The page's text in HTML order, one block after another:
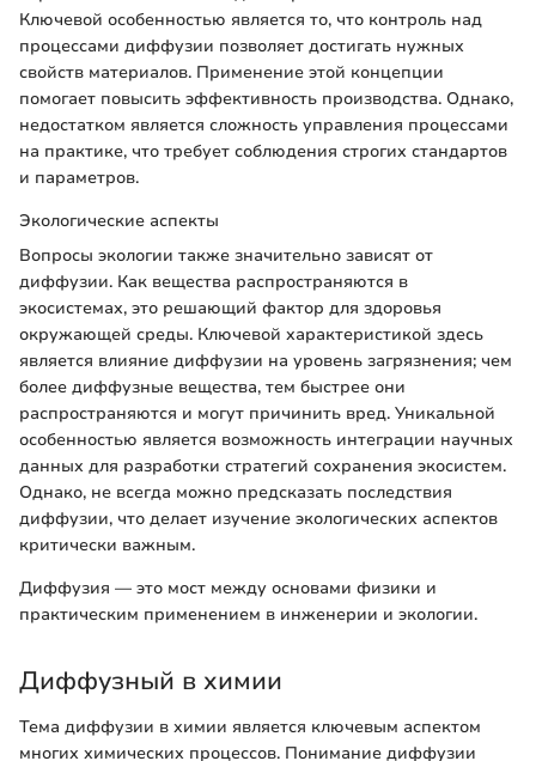
Ключевой особенностью является то, что контроль над
процессами диффузии позволяет достигать нужных
свойств материалов. Применение этой концепции
помогает повысить эффективность производства. Однако,
недостатком является сложность управления процессами
на практике, что требует соблюдения строгих стандартов
и параметров.
Экологические аспекты
Вопросы экологии также значительно зависят от
диффузии. Как вещества распространяются в
экосистемах, это решающий фактор для здоровья
окружающей среды. Ключевой характеристикой здесь
является влияние диффузии на уровень загрязнения; чем
более диффузные вещества, тем быстрее они
распространяются и могут причинить вред. Уникальной
особенностью является возможность интеграции научных
данных для разработки стратегий сохранения экосистем.
Однако, не всегда можно предсказать последствия
диффузии, что делает изучение экологических аспектов
критически важным.
Диффузия — это мост между основами физики и
практическим применением в инженерии и экологии.
Диффузный в химии
Тема диффузии в химии является ключевым аспектом
многих химических процессов. Понимание диффузии